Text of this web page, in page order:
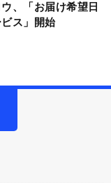
、「お届け希望日
ス」開始